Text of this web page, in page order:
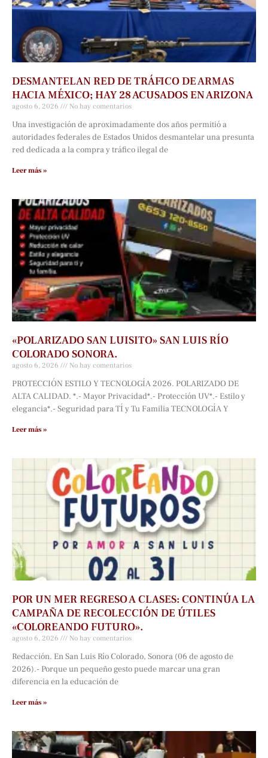
DESMANTELAN RED DE TRÁFICO DE ARMAS
HACIA MÉXICO; HAY 28 ACUSADOS EN ARIZONA
agosto 6, 2026 No hay comentarios
Una investigación de aproximadamente dos años permitió a
autoridades federales de Estados Unidos desmantelar una presunta
red dedicada a la compra y tráfico ilegal de
Leer más »
«POLARIZADO SAN LUISITO» SAN LUIS RÍO
COLORADO SONORA.
agosto 6, 2026 No hay comentarios
PROTECCIÓN ESTILO Y TECNOLOGÍA 2026. POLARIZADO DE
ALTA CALIDAD. *.- Mayor Privacidad*.- Protección UV*.- Estilo y
elegancia*.- Seguridad para TÍ y Tu Familia TECNOLOGÍA Y
Leer más »
POR UN MER REGRESO A CLASES: CONTINÚA LA
CAMPAÑA DE RECOLECCIÓN DE ÚTILES
«COLOREANDO FUTURO».
agosto 6, 2026 No hay comentarios
Redacción. En San Luis Río Colorado, Sonora (06 de agosto de
2026).- Porque un pequeño gesto puede marcar una gran
diferencia en la educación de
Leer más »